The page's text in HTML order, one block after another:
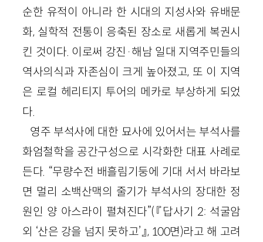
순한 유적이 아니라 한 시대의 지성사와 유배문
화, 실학적 전통이 응축된 장소로 새롭게 복권시
킨 것이다. 이로써 강진·해남 일대 지역주민들의
역사의식과 자존심이 크게 높아졌고, 또 이 지역
은 로컬 헤리티지 투어의 메카로 부상하게 되었
다.
영주 부석사에 대한 묘사에 있어서는 부석사를
화엄철학을 공간구성으로 시각화한 대표 사례로
든다. “무량수전 배흘림기둥에 기대 서서 바라보
면 멀리 소백산맥의 줄기가 부석사의 장대한 정
원인 양 아스라이 펼쳐진다”(『답사기 2: 석굴암
외 ‘산은 강을 넘지 못하고’』, 100면)라고 해 고려